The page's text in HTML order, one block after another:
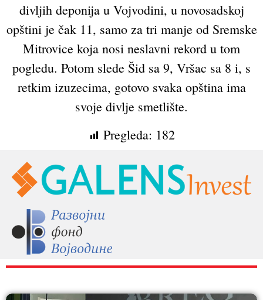
divljih deponija u Vojvodini, u novosadskoj
opštini je čak 11, samo za tri manje od Sremske
Mitrovice koja nosi neslavni rekord u tom
pogledu. Potom slede Šid sa 9, Vršac sa 8 i, s
retkim izuzecima, gotovo svaka opština ima
svoje divlje smetlište.
Pregleda: 182
RAZNO